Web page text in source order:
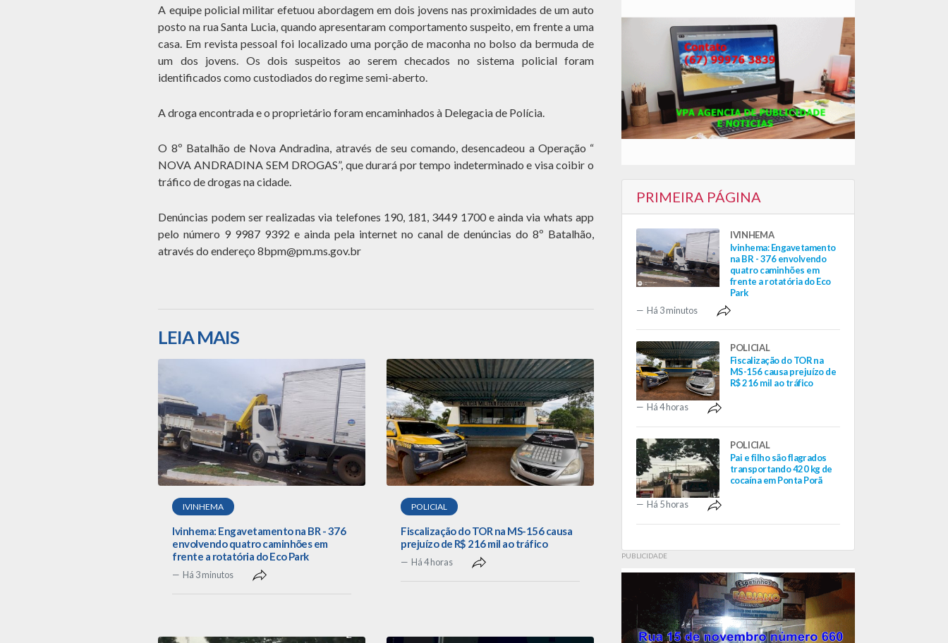
A equipe policial militar efetuou abordagem em dois jovens nas proximidades de um auto
posto na rua Santa Lucia, quando apresentaram comportamento suspeito, em frente a uma
casa. Em revista pessoal foi localizado uma porção de maconha no bolso da bermuda de
um dos jovens. Os dois suspeitos ao serem checados no sistema policial foram
identificados como custodiados do regime semi-aberto.
A droga encontrada e o proprietário foram encaminhados à Delegacia de Polícia.
O 8º Batalhão de Nova Andradina, através de seu comando, desencadeou a Operação “
NOVA ANDRADINA SEM DROGAS”, que durará por tempo indeterminado e visa coibir o
tráfico de drogas na cidade.
Denúncias podem ser realizadas via telefones 190, 181, 3449 1700 e ainda via whats app
pelo número 9 9987 9392 e ainda pela internet no canal de denúncias do 8º Batalhão,
através do endereço8bpm@pm.ms.gov.br
LEIA MAIS
IVINHEMA
Ivinhema: Engavetamento na BR - 376
envolvendo quatro caminhões em
frente a rotatória do Eco Park
Há 3 minutos
POLICIAL
Fiscalização do TOR na MS-156 causa
prejuízo de R$ 216 mil ao tráfico
Há 4 horas
PRIMEIRA PÁGINA
IVINHEMA
Ivinhema: Engavetamento
na BR - 376 envolvendo
quatro caminhões em
frente a rotatória do Eco
Park
Há 3 minutos
POLICIAL
Fiscalização do TOR na
MS-156 causa prejuízo de
R$ 216 mil ao tráfico
Há 4 horas
POLICIAL
Pai e filho são flagrados
transportando 420 kg de
cocaína em Ponta Porã
Há 5 horas
PUBLICIDADE